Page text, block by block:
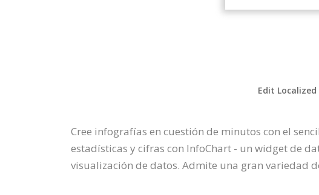
Edit Localized
Cree infografías en cuestión de minutos con el
estadísticas y cifras con InfoChart - un widget de
visualización de datos. Admite una gran variedad